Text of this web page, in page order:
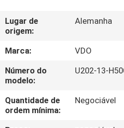
NÓS
EXCURSÃO
DA
FÁBRICA
CONTROLE
Lugar de
origem:
Alemanha
Marca:
VDO
Número do
modelo:
U202-13-
Quantidade de
ordem mínima:
Negociável